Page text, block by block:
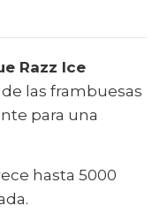
Razz Ice
las frambuesas
para una
hasta 5000